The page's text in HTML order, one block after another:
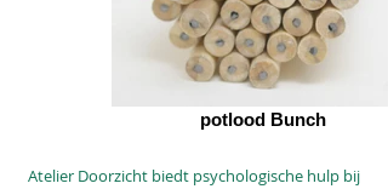
potlood Bunch
Atelier Doorzicht biedt psychologische hulp bij